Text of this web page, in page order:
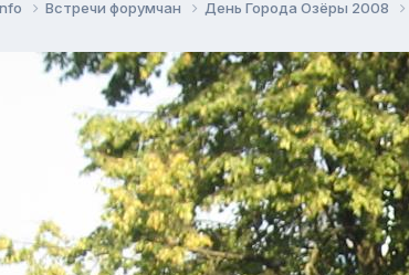
Встречи форумчан День Города Озёры 2008